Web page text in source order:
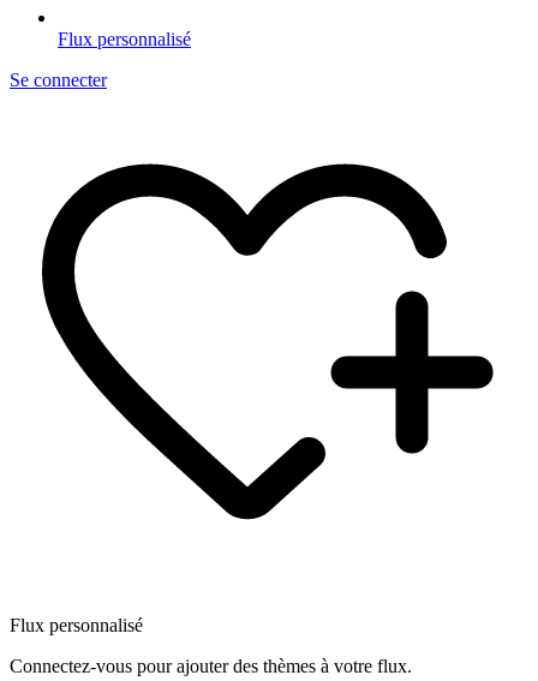
Flux personnalisé
Se connecter
Flux personnalisé
Connectez-vous pour ajouter des thèmes à votre flux.